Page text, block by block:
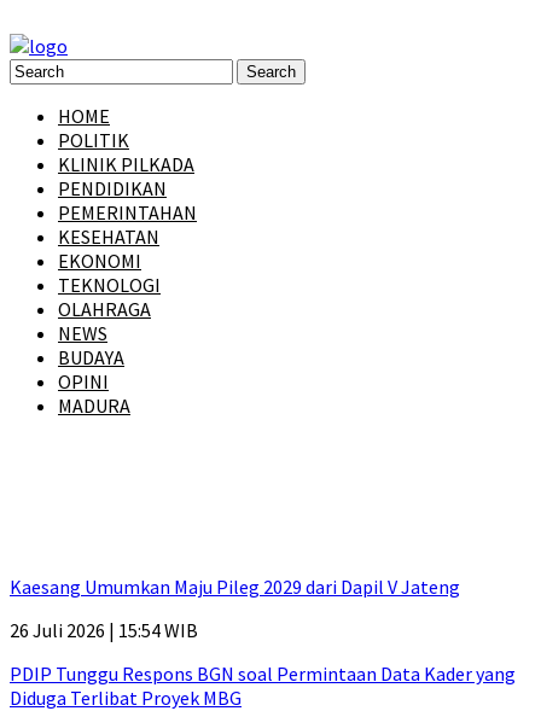
HOME
POLITIK
KLINIK PILKADA
PENDIDIKAN
PEMERINTAHAN
KESEHATAN
EKONOMI
TEKNOLOGI
OLAHRAGA
NEWS
BUDAYA
OPINI
MADURA
Kaesang Umumkan Maju Pileg 2029 dari Dapil V Jateng
26 Juli 2026 | 15:54 WIB
PDIP Tunggu Respons BGN soal Permintaan Data Kader yang
Diduga Terlibat Proyek MBG